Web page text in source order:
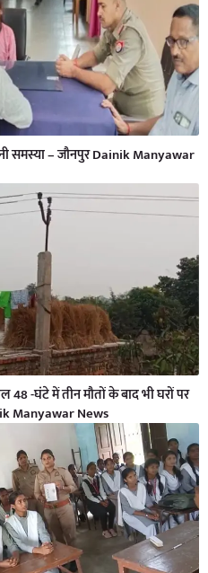
समस्या – जौनपुर Dainik Manyawar
48 -घंटे में तीन मौतों के बाद भी घरों पर
Manyawar News